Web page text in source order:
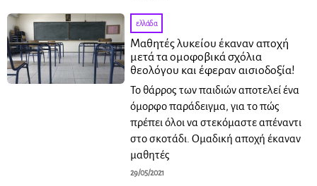
ελλάδα
Μαθητές λυκείου έκαναν αποχή
μετά τα ομοφοβικά σχόλια
θεολόγου και έφεραν αισιοδοξία!
Το θάρρος των παιδιών αποτελεί ένα
όμορφο παράδειγμα, για το πώς
πρέπει όλοι να στεκόμαστε απέναντι
στο σκοτάδι. Ομαδική αποχή έκαναν
μαθητές
29/05/2021